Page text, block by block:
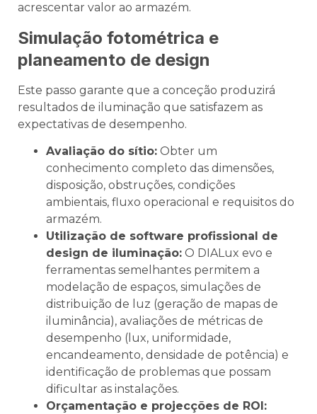
acrescentar valor ao armazém.
Simulação fotométrica e
planeamento de design
Este passo garante que a conceção produzirá
resultados de iluminação que satisfazem as
expectativas de desempenho.
Avaliação do sítio: Obter um
conhecimento completo das dimensões,
disposição, obstruções, condições
ambientais, fluxo operacional e requisitos do
armazém.
Utilização de software profissional de
design de iluminação: O DIALux evo e
ferramentas semelhantes permitem a
modelação de espaços, simulações de
distribuição de luz (geração de mapas de
iluminância), avaliações de métricas de
desempenho (lux, uniformidade,
encandeamento, densidade de potência) e
identificação de problemas que possam
dificultar as instalações.
Orçamentação e projecções de ROI: